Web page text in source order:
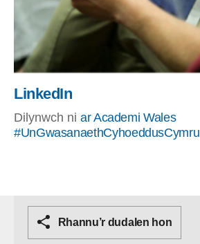
LinkedIn
Dilynwch ni ar Academi Wales
#UnGwasanaethCyhoeddusCymru
Rhannu’r dudalen hon